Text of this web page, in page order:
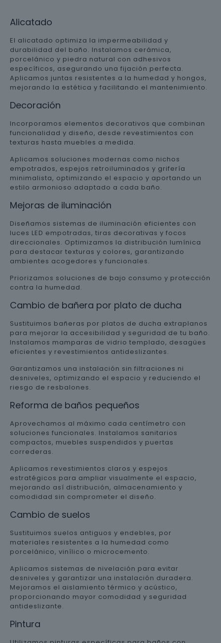
Alicatado
El alicatado optimiza la impermeabilidad y
durabilidad del baño. Instalamos cerámica,
porcelánico y piedra natural con adhesivos
específicos, asegurando una fijación perfecta.
Aplicamos juntas resistentes a la humedad y hongos,
mejorando la estética y facilitando el mantenimiento.
Decoración
Incorporamos elementos decorativos que combinan
funcionalidad y diseño, desde revestimientos con
texturas hasta muebles a medida.
Aplicamos soluciones modernas como nichos
empotrados, espejos retroiluminados y grifería
minimalista, optimizando el espacio y aportando un
estilo armonioso adaptado a cada baño.
Mejoras de iluminación
Diseñamos sistemas de iluminación eficientes con
luces LED empotradas, tiras decorativas y focos
direccionales. Optimizamos la distribución lumínica
para destacar texturas y colores, garantizando
ambientes acogedores y funcionales.
Priorizamos soluciones de bajo consumo y protección
contra la humedad.
Cambio de bañera por plato de ducha
Sustituimos bañeras por platos de ducha extraplanos
para mejorar la accesibilidad y seguridad de tu baño.
Instalamos mamparas de vidrio templado, desagües
eficientes y revestimientos antideslizantes.
Garantizamos una instalación sin filtraciones ni
desniveles, optimizando el espacio y reduciendo el
riesgo de resbalones.
Reforma de baños pequeños
Aprovechamos al máximo cada centímetro con
soluciones funcionales. Instalamos sanitarios
compactos, muebles suspendidos y puertas
correderas.
Aplicamos revestimientos claros y espejos
estratégicos para ampliar visualmente el espacio,
mejorando así distribución, almacenamiento y
comodidad sin comprometer el diseño.
Cambio de suelos
Sustituimos suelos antiguos y endebles, por
materiales resistentes a la humedad como
porcelánico, vinílico o microcemento.
Aplicamos sistemas de nivelación para evitar
desniveles y garantizar una instalación duradera.
Mejoramos el aislamiento térmico y acústico,
proporcionando mayor comodidad y seguridad
antideslizante.
Pintura